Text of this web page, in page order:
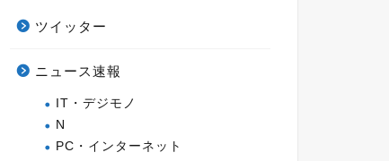
ツイッター
ニュース速報
IT・デジモノ
N
PC・インターネット